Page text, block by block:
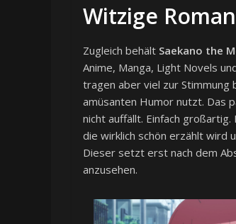
Witzige
Zugleich behält Saekano the
Anime, Manga, Light Novels
tragen aber viel zur Stimmung
amüsanten Humor nutzt. Das
nicht auffällt. Einfach
die wirklich schön erzählt wird
Dieser setzt erst nach dem
anzusehen.